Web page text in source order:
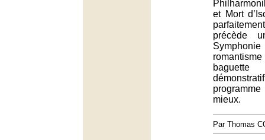
et Mort
précède
mieux.
Par Thomas